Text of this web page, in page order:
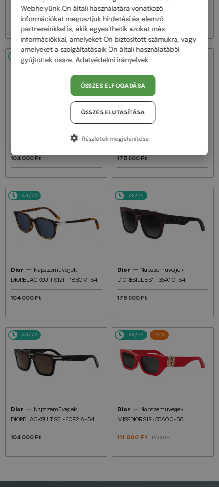
161 000 Ft 145 000 Ft
48/72
DIORBLACKSUIT S12F - 10A0 V - 54
104 000 Ft
48/72
DIORESILLE S1F - 20A1 O - 55
175 000 Ft
48/72
Dior — Napszemüvegek
DIORBLACKSUIT S12F - 18B0 V - 54
104 000 Ft
48/72
Dior — Napszemüvegek
DIORESILLE S1I - 35A1 O - 54
175 000 Ft
48/72
Dior — Napszemüvegek
DIORBLACKSUIT S3I - 20F2 A - 54
104 000 Ft
48/72 -12%
Dior — Napszemüvegek
MISSDIOR S1F - 35A0 O - 56
111 000 Ft 127 000 Ft
Webhelyünk Ön általi használatára vonatkozó
információkat megosztjuk hirdetési és elemző
partnereinkkel is, akik egyesíthetik azokat más
információkkal, amelyeket Ön biztosított számukra, vagy
amelyeket a szolgáltatásaik Ön általi használatából
gyűjtöttek össze. Adatvédelmi irányelvek
ÖSSZES ELFOGADÁSA
ÖSSZES ELUTASÍTÁSA
Részletek megjelenítése